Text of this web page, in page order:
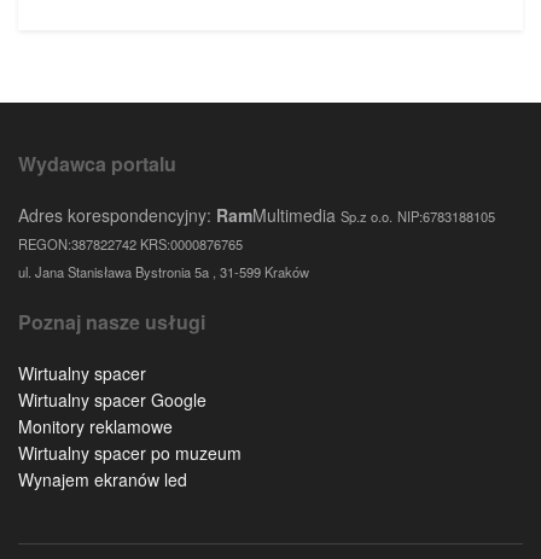
Wydawca portalu
Adres korespondencyjny: RamMultimedia Sp.z o.o. NIP:6783188105
REGON:387822742 KRS:0000876765
ul. Jana Stanisława Bystronia 5a , 31-599 Kraków
Poznaj nasze usługi
Wirtualny spacer
Wirtualny spacer Google
Monitory reklamowe
Wirtualny spacer po muzeum
Wynajem ekranów led